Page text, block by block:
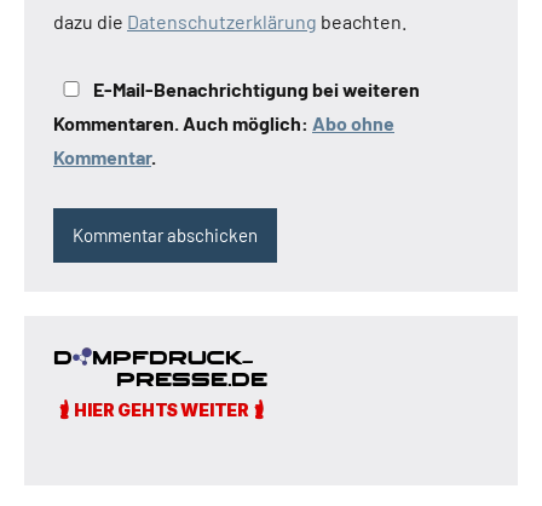
dazu die Datenschutzerklärung beachten.
E-Mail-Benachrichtigung bei weiteren
Kommentaren. Auch möglich: Abo ohne
Kommentar.